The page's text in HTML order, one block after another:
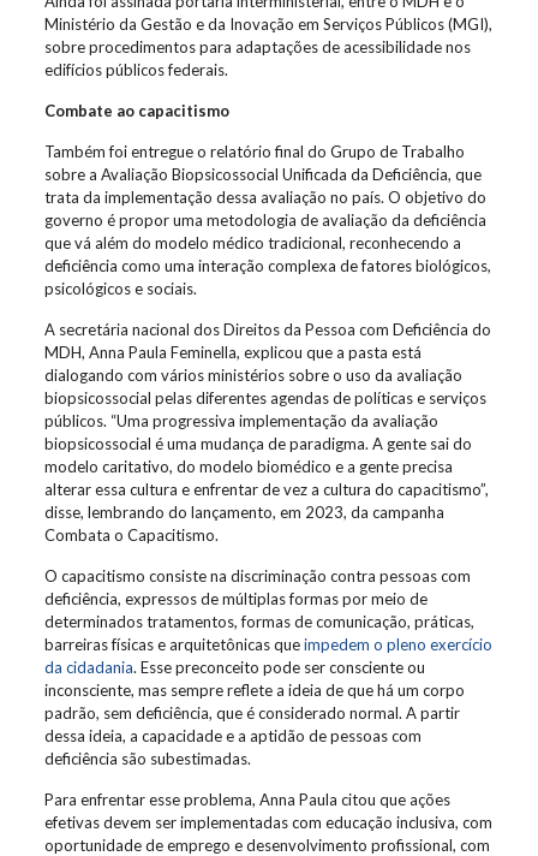
Ministério da Gestão e da Inovação em Serviços Públicos (MGI),
sobre procedimentos para adaptações de acessibilidade nos
edifícios públicos federais.
Combate ao capacitismo
Também foi entregue o relatório final do Grupo de Trabalho
sobre a Avaliação Biopsicossocial Unificada da Deficiência, que
trata da implementação dessa avaliação no país. O objetivo do
governo é propor uma metodologia de avaliação da deficiência
que vá além do modelo médico tradicional, reconhecendo a
deficiência como uma interação complexa de fatores biológicos,
psicológicos e sociais.
A secretária nacional dos Direitos da Pessoa com Deficiência do
MDH, Anna Paula Feminella, explicou que a pasta está
dialogando com vários ministérios sobre o uso da avaliação
biopsicossocial pelas diferentes agendas de políticas e serviços
públicos. “Uma progressiva implementação da avaliação
biopsicossocial é uma mudança de paradigma. A gente sai do
modelo caritativo, do modelo biomédico e a gente precisa
alterar essa cultura e enfrentar de vez a cultura do capacitismo”,
disse, lembrando do lançamento, em 2023, da campanha
Combata o Capacitismo.
O capacitismo consiste na discriminação contra pessoas com
deficiência, expressos de múltiplas formas por meio de
determinados tratamentos, formas de comunicação, práticas,
barreiras físicas e arquitetônicas queimpedem o pleno exercício
da cidadania. Esse preconceito pode ser consciente ou
inconsciente, mas sempre reflete a ideia de que há um corpo
padrão, sem deficiência, que é considerado normal. A partir
dessa ideia, a capacidade e a aptidão de pessoas com
deficiência são subestimadas.
Para enfrentar esse problema, Anna Paula citou que ações
efetivas devem ser implementadas com educação inclusiva, com
oportunidade de emprego e desenvolvimento profissional, com